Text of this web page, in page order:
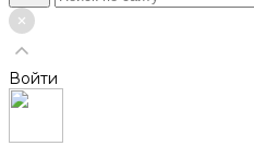
Войти